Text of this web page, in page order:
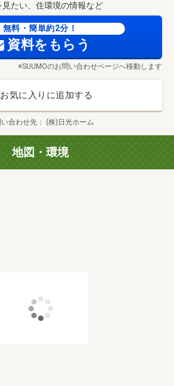
取り）のみさせていただきます。
ス（所要時間：約１時間）
なく、設備などもしっかり確認され
る設備などもしっかりご案内いたし
所要時間：約２時間）
加え、周辺環境もご案内いたしま
見たい、住環境の情報など
無料・簡単約2分！
資料をもらう
※SUUMOのお問い合わせページへ移動します
お気に入りに追加する
い合わせ先 (株)日光ホーム
地図・環境